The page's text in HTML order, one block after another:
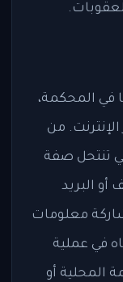
في المحكمة،
من
تنتحل صفة
أو البريد
معلومات
في عملية
المحلية أو